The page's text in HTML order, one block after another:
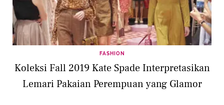
FASHION
Koleksi Fall 2019 Kate Spade Interpretasikan
Lemari Pakaian Perempuan yang Glamor